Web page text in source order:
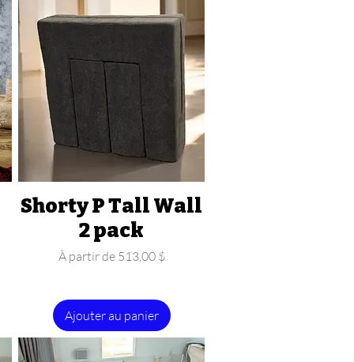
Aperçu rapide
Shorty P Tall Wall
2 pack
À partir de 513,00 $
Prix promotionnel
Ajouter au panier